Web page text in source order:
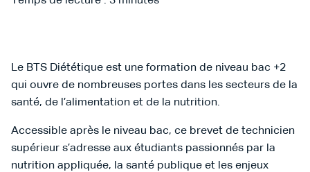
Le BTS Diététique est une formation de niveau bac +2
qui ouvre de nombreuses portes dans les secteurs de la
santé, de l’alimentation et de la nutrition.
Accessible après le niveau bac, ce brevet de technicien
supérieur s’adresse aux étudiants passionnés par la
nutrition appliquée, la santé publique et les enjeux